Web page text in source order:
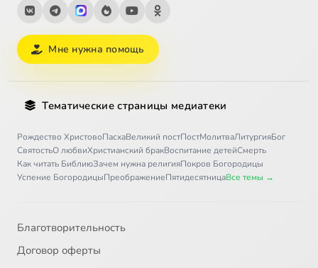
Мне нужна помощь
Тематические страницы медиатеки
Рождество ХристовоПасхаВеликий постПостМолитваЛитургияБог
СвятостьО любвиХристианский бракВоспитание детейСмерть
Как читать БиблиюЗачем нужна религияПокров Богородицы
Успение БогородицыПреображениеПятидесятницаВсе темы →
Благотворительность
Договор оферты